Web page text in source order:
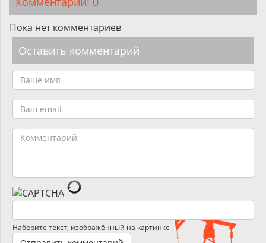
Пока нет комментариев
Оставить комментарий
Наберите текст, изображённый на картинке